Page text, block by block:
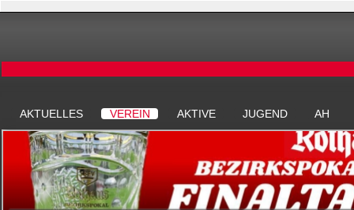
AKTUELLES VEREIN AKTIVE JUGEND AH